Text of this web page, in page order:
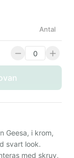
Antal
Geesa, i krom,
svart look.
med skruv,